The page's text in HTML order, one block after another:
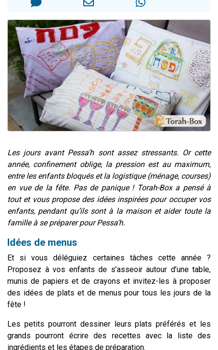
30 personnes viennent de faire un don pour Sauvez la jambe de Yohan
Il reste 49 places pour étudier en groupe sur Zoom
12 nouvelles musiques dans Torah-Box Music
29 personnes viennent de demander une bénédiction
Les jours avant Pessa'h sont assez stressants. Or cette
année, confinement oblige, la pression est au maximum,
entre les enfants bloqués et la logistique (ménage, courses)
en vue de la fête. Pas de panique ! Torah-Box a pensé à
tout et vous propose des idées inspirées pour occuper vos
enfants, pendant qu’ils sont à la maison et aider toute la
famille à se préparer pour Pessa'h.
Idées de menus
Et si vous déléguiez certaines tâches cette année ?
Proposez à vos enfants de s’asseoir autour d’une table,
munis de papiers et de crayons et invitez-les à proposer
des idées de plats et de menus pour tous les jours de la
fête !
Les petits pourront dessiner leurs plats préférés et les
grands pourront écrire des recettes avec la liste des
ingrédients et les étapes de préparation.